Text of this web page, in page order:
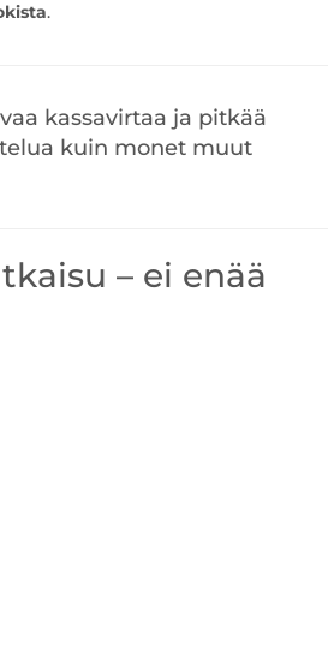
.
kassavirtaa ja pitkää
kuin monet muut
– ei enää